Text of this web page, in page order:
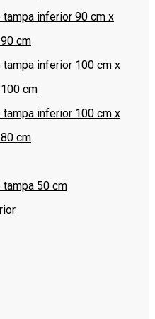
tampa inferior 90 cm x
cm
tampa inferior 100 cm x
cm
tampa inferior 100 cm x
cm
tampa 50 cm